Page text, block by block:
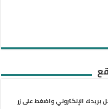
بريدك الإلكتروني واضغط على زر